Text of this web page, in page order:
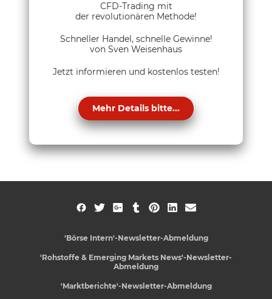
CFD-Trading mit
der revolutionären Methode!
Schneller Handel, schnelle Gewinne!
von Sven Weisenhaus
Jetzt informieren und kostenlos testen!
Mehr Details bitte...
'Börse Intern'-Newsletter-Abmeldung
'Rohstoffe & Emerging Markets News'-Newsletter-
Abmeldung
'Marktberichte'-Newsletter-Abmeldung